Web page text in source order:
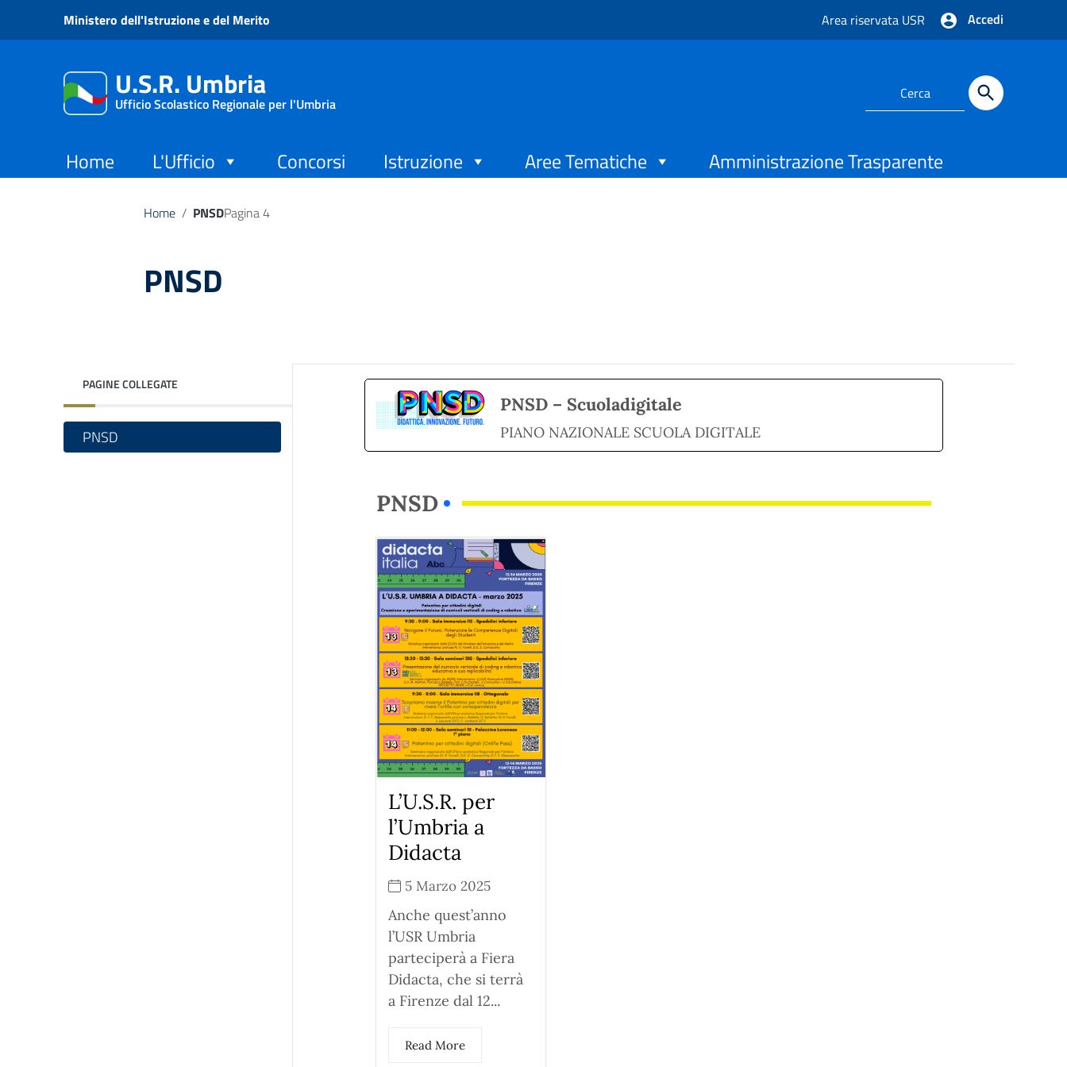
Vai ai contenuti
Vai al menu di navigazione
Ministero dell'Istruzione e del Merito Area riservata USR Accedi
U.S.R. Umbria
Ufficio Scolastico Regionale per l'Umbria
Home L'Ufficio Concorsi Istruzione Aree Tematiche Amministrazione Trasparente
Home / PNSDPagina 4
PNSD
PAGINE COLLEGATE
PNSD
PNSD – Scuoladigitale
PIANO NAZIONALE SCUOLA DIGITALE
PNSD
L’U.S.R. per
l’Umbria a
Didacta
5 Marzo 2025
Anche quest’anno
l’USR Umbria
parteciperà a Fiera
Didacta, che si terrà
a Firenze dal 12...
Read More